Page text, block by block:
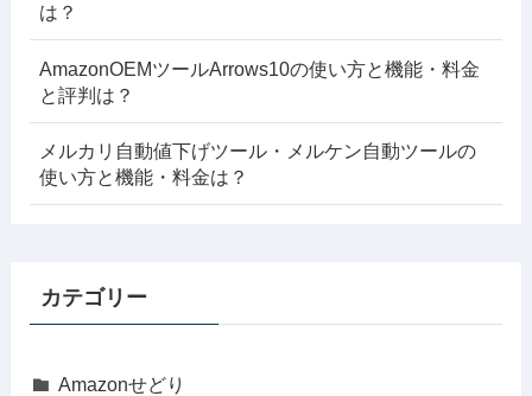
は？
AmazonOEMツールArrows10の使い方と機能・料金
と評判は？
メルカリ自動値下げツール・メルケン自動ツールの
使い方と機能・料金は？
カテゴリー
Amazonせどり